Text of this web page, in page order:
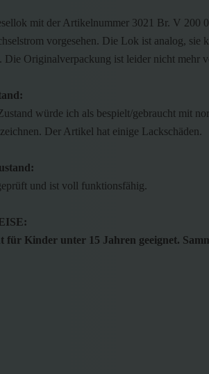
mit der Artikelnummer 3021 Br. V 200
vorgesehen. Die Lok ist analog, sie
Die Originalverpackung ist leider nicht mehr
würde ich als bespielt/gebraucht mit
Der Artikel hat einige Lackschäden.
und ist voll funktionsfähig.
für Kinder unter 15 Jahren geeignet.